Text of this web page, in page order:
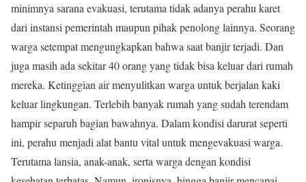
minimnya sarana evakuasi, terutama tidak adanya perahu karet
dari instansi pemerintah maupun pihak penolong lainnya. Seorang
warga setempat mengungkapkan bahwa saat banjir terjadi. Dan
juga masih ada sekitar 40 orang yang tidak bisa keluar dari rumah
mereka. Ketinggian air menyulitkan warga untuk berjalan kaki
keluar lingkungan. Terlebih banyak rumah yang sudah terendam
hampir separuh bagian bawahnya. Dalam kondisi darurat seperti
ini, perahu menjadi alat bantu vital untuk mengevakuasi warga.
Terutama lansia, anak-anak, serta warga dengan kondisi